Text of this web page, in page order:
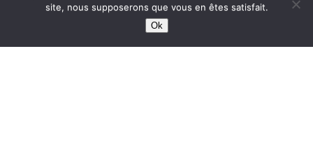
This site is protected bywp-copyrightpro.com
site, nous supposerons que vous en êtes satisfait.
Ok